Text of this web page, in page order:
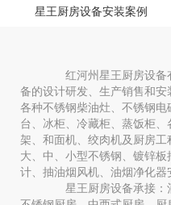
星王厨房设备安装案例
红河州星王厨房设备
备的设计研发、生产销售和
各种不锈钢柴油灶、不锈钢
台、冰柜、冷藏柜、蒸饭柜
架、和面机、绞肉机及厨房
大、中、小型不锈钢、镀锌
计、抽油烟风机、油烟净化器
星王厨房设备承接：